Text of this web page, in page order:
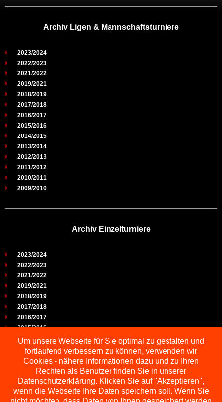
Archiv Ligen & Mannschaftsturniere
2023/2024
2022/2023
2021/2022
2019/2021
2018/2019
2017/2018
2016/2017
2015/2016
2014/2015
2013/2014
2012/2013
2011/2012
2010/2011
2009/2010
Archiv Einzelturniere
2023/2024
2022/2023
2021/2022
2019/2021
2018/2019
2017/2018
2016/2017
2015/2016
2014/2015
2013/2014
2012/2013
2011/2012
2010/2011
2009/2010
Um unsere Webseite für Sie optimal zu gestalten und
fortlaufend verbessern zu können, verwenden wir
Cookies - nähere Informationen dazu und zu Ihren
Rechten als Benutzer finden Sie in unserer
Datenschutzerklärung. Klicken Sie auf "Akzeptieren",
wenn die Webseite Ihre Daten speichern soll. Wenn Sie